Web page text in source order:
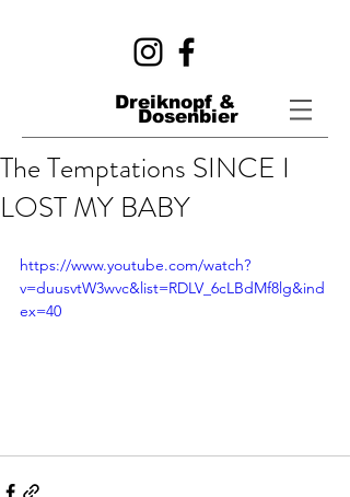
Dreiknopf &
Dosenbier
The Temptations SINCE I
LOST MY BABY
https://www.youtube.com/watch?
v=duusvtW3wvc&list=RDLV_6cLBdMf8lg&ind
ex=40